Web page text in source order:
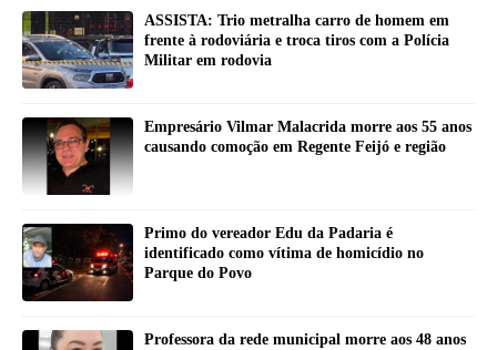
ASSISTA: Trio metralha carro de homem em
frente à rodoviária e troca tiros com a Polícia
Militar em rodovia
Empresário Vilmar Malacrida morre aos 55 anos
causando comoção em Regente Feijó e região
Primo do vereador Edu da Padaria é
identificado como vítima de homicídio no
Parque do Povo
Professora da rede municipal morre aos 48 anos